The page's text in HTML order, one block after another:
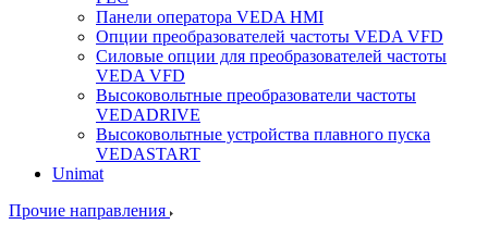
Панели оператора VEDA HMI
Опции преобразователей частоты VEDA VFD
Силовые опции для преобразователей частоты
VEDA VFD
Высоковольтные преобразователи частоты
VEDADRIVE
Высоковольтные устройства плавного пуска
VEDASTART
Unimat
Прочие направления